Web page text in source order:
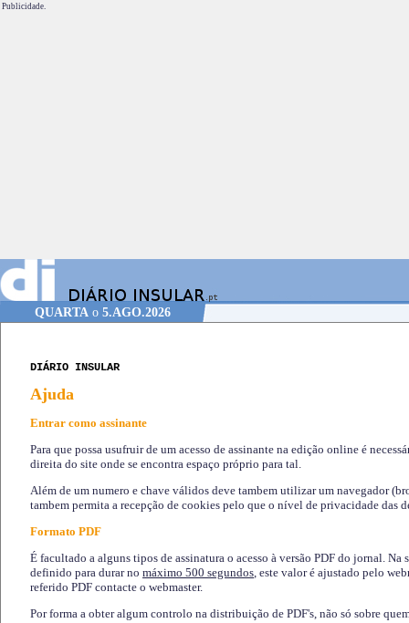
Publicidade.
QUARTA o 5.AGO.2026
DIÁRIO INSULAR
Ajuda
Entrar como assinante
Para que possa usufruir de um acesso de assinante na edição online é
direita do site onde se encontra espaço próprio para tal.
Além de um numero e chave válidos deve tambem utilizar um navegador
tambem permita a recepção de cookies pelo que o nível de privacidade das
Formato PDF
É facultado a alguns tipos de assinatura o acesso à versão PDF do jornal. Na
definido para durar no máximo 500 segundos, este valor é ajustado pelo
referido PDF contacte o webmaster.
Por forma a obter algum controlo na distribuição de PDF's, não só sobre